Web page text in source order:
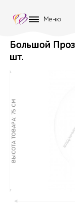
Меню
Большой
шт.
ВЫСОТА ТОВАРА: 75 СМ